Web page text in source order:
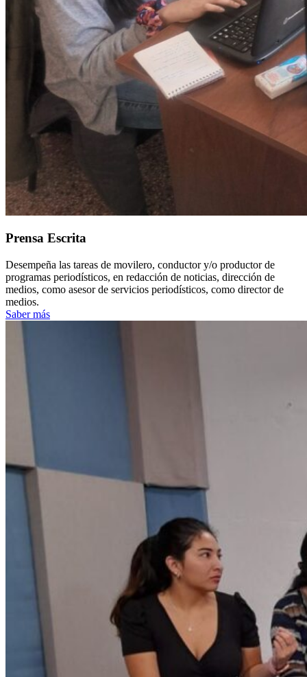
Prensa Escrita
Desempeña las tareas de movilero, conductor y/o productor de
programas periodísticos, en redacción de noticias, dirección de
medios, como asesor de servicios periodísticos, como director de
medios.
Saber más